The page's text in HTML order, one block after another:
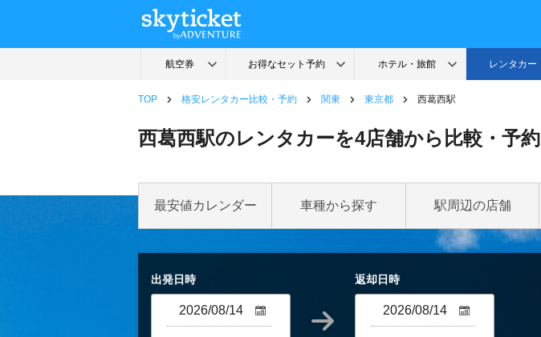
TOP 格安レンタカー比較・予約 関東 東京都 西葛西駅
西葛西駅のレンタカーを4店舗から比較・予約
最安値カレンダー 車種から探す 駅周辺の店舗
出発日時 返却日時